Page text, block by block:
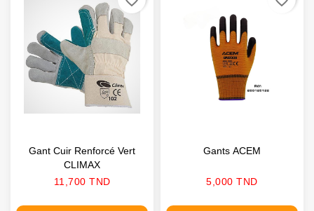
Gant Cuir Renforcé Vert
CLIMAX
Prix
11,700 TND
Gants ACEM
Prix
5,000 TND